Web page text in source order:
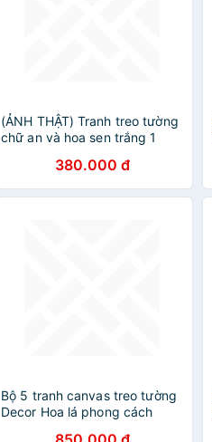
(ẢNH THẬT) Tranh treo tường
chữ an và hoa sen trắng 1
380.000 đ
Bộ 5 tranh canvas treo tường
Decor Hoa lá phong cách